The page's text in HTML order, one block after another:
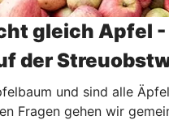
gleich Apfel -
der
und sind alle
Fragen gehen wir